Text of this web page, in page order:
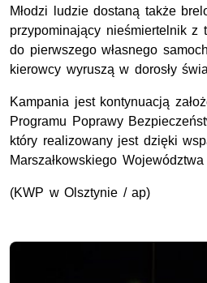
Młodzi ludzie dostaną także
przypominający nieśmiertelnik z
do pierwszego własnego
kierowcy wyruszą w dorosły
Kampania jest kontynuacją
Programu Poprawy
który realizowany jest dzięki
Marszałkowskiego
(KWP w Olsztynie / ap)